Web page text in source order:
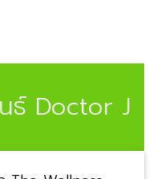
Doctor Jel